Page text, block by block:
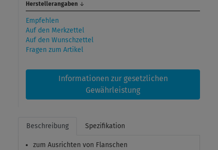
Herstellerangaben ↓
Empfehlen
Auf den Merkzettel
Auf den Wunschzettel
Fragen zum Artikel
Informationen zur gesetzlichen
Gewährleistung
Beschreibung Spezifikation
zum Ausrichten von Flanschen